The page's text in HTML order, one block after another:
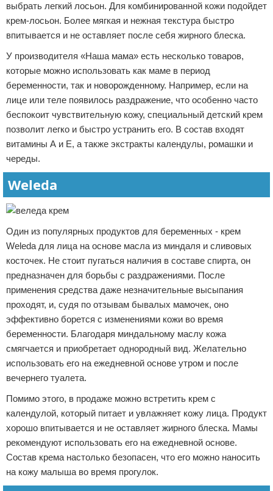
выбрать легкий лосьон. Для комбинированной кожи подойдет
крем-лосьон. Более мягкая и нежная текстура быстро
впитывается и не оставляет после себя жирного блеска.
У производителя «Наша мама» есть несколько товаров,
которые можно использовать как маме в период
беременности, так и новорожденному. Например, если на
лице или теле появилось раздражение, что особенно часто
беспокоит чувствительную кожу, специальный детский крем
позволит легко и быстро устранить его. В состав входят
витамины А и Е, а также экстракты календулы, ромашки и
череды.
Weleda
Один из популярных продуктов для беременных - крем
Weleda для лица на основе масла из миндаля и сливовых
косточек. Не стоит пугаться наличия в составе спирта, он
предназначен для борьбы с раздражениями. После
применения средства даже незначительные высыпания
проходят, и, судя по отзывам бывалых мамочек, оно
эффективно борется с изменениями кожи во время
беременности. Благодаря миндальному маслу кожа
смягчается и приобретает однородный вид. Желательно
использовать его на ежедневной основе утром и после
вечернего туалета.
Помимо этого, в продаже можно встретить крем с
календулой, который питает и увлажняет кожу лица. Продукт
хорошо впитывается и не оставляет жирного блеска. Мамы
рекомендуют использовать его на ежедневной основе.
Состав крема настолько безопасен, что его можно наносить
на кожу малыша во время прогулок.